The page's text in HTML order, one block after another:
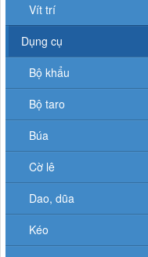
Vít trí
Dụng cụ
Bộ khẩu
Bộ taro
Búa
Cờ lê
Dao, dũa
Kéo